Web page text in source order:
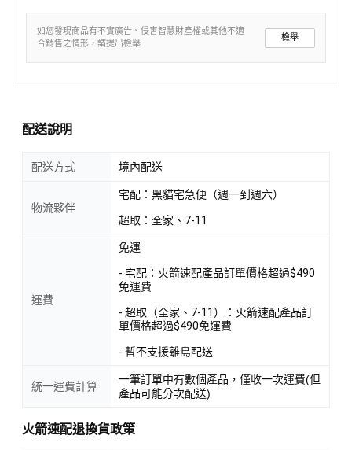
如您發現商品有不實廣告、侵害智慧財產權或其他不適
合銷售之情形，請提出檢舉
檢舉
配送說明
配送方式 境內配送
物流夥伴
宅配：黑貓宅急便（週一到週六）
超取：全家、7-11
運費
免運
- 宅配：火箭速配產品訂單價格超過$490
免運費
- 超取（全家、7-11）：火箭速配產品訂
單價格超過$490免運費
- 暫不支援離島配送
統一運費計算
一筆訂單中有數個產品，僅收一次運費(但
產品可能分次配送)
火箭速配退換貨政策